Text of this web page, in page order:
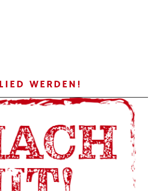
WERDEN!